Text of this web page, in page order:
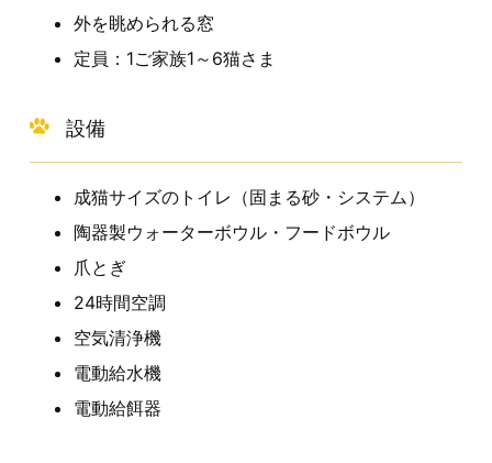
外を眺められる窓
定員：1ご家族1～6猫さま
設備
成猫サイズのトイレ（固まる砂・システム）
陶器製ウォーターボウル・フードボウル
爪とぎ
24時間空調
空気清浄機
電動給水機
電動給餌器